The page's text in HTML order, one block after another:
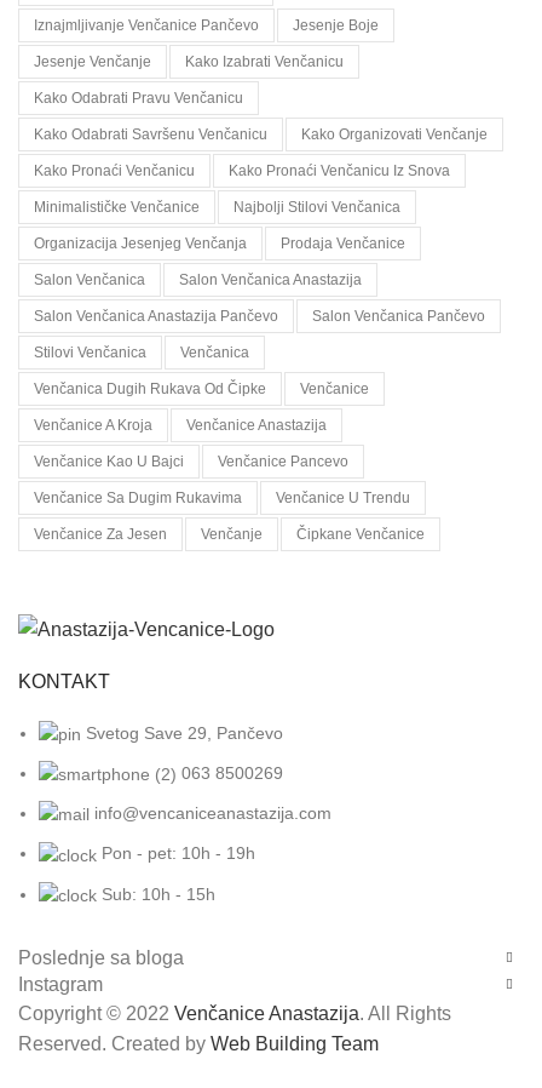
Iznajmljivanje Venčanice Pančevo Jesenje Boje
Jesenje Venčanje Kako Izabrati Venčanicu
Kako Odabrati Pravu Venčanicu
Kako Odabrati Savršenu Venčanicu Kako Organizovati Venčanje
Kako Pronaći Venčanicu Kako Pronaći Venčanicu Iz Snova
Minimalističke Venčanice Najbolji Stilovi Venčanica
Organizacija Jesenjeg Venčanja Prodaja Venčanice
Salon Venčanica Salon Venčanica Anastazija
Salon Venčanica Anastazija Pančevo Salon Venčanica Pančevo
Stilovi Venčanica Venčanica
Venčanica Dugih Rukava Od Čipke Venčanice
Venčanice A Kroja Venčanice Anastazija
Venčanice Kao U Bajci Venčanice Pancevo
Venčanice Sa Dugim Rukavima Venčanice U Trendu
Venčanice Za Jesen Venčanje Čipkane Venčanice
KONTAKT
Svetog Save 29, Pančevo
063 8500269
info@vencaniceanastazija.com
Pon - pet: 10h - 19h
Sub: 10h - 15h
Poslednje sa bloga
Instagram
Copyright © 2022 Venčanice Anastazija. All Rights
Reserved. Created by Web Building Team